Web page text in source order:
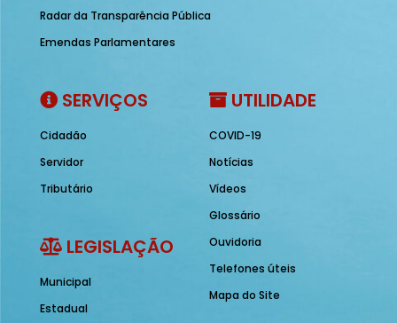
Radar da Transparência Pública
Emendas Parlamentares
SERVIÇOS
Cidadão
Servidor
Tributário
LEGISLAÇÃO
Municipal
Estadual
UTILIDADE
COVID-19
Notícias
Vídeos
Glossário
Ouvidoria
Telefones úteis
Mapa do Site